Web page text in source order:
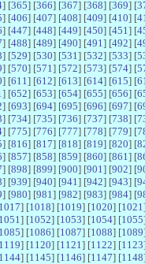
] [365] [366] [367] [368] [369] [
] [406] [407] [408] [409] [410] [
] [447] [448] [449] [450] [451 ] [
] [488] [489] [490] [491 ] [492] [
] [529] [530] [531 ] [532] [533] [
] [570] [571 ] [572] [573] [574] [
] [611 ] [612] [613] [614] [615] [
] [652] [653] [654] [655] [656] [
] [693] [694] [695] [696] [697] [
] [734] [735] [736] [737] [738] [
] [775] [776] [777] [778] [779] [
] [816] [817] [818] [819] [820] [
] [857] [858] [859] [860] [861 ] [
] [898] [899] [900] [901 ] [902] [
] [939] [940] [941 ] [942] [943] [
] [980] [981 ] [982] [983] [984] [
] [1018] [1019] [1020] [1021
] [1052] [1053] [1054] [1055
] [1086] [1087] [1088] [1089
] [1120] [1121 ] [1122] [1123
] [1145] [1146] [1147] [1148